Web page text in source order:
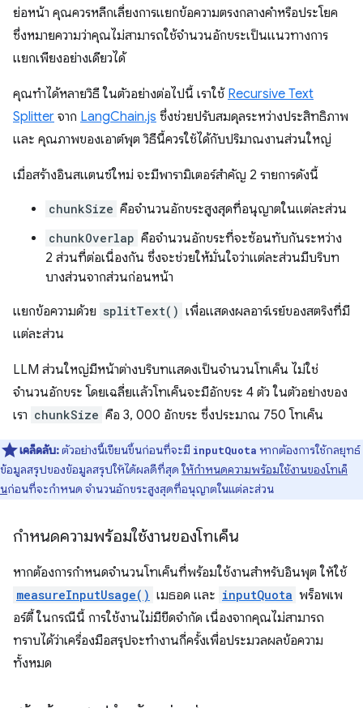
ย่อหน้า คุณควรหลีกเลี่ยงการแยกข้อความตรงกลางคำหรือประโยค
ซึ่งหมายความว่าคุณไม่สามารถใช้จำนวนอักขระเป็นแนวทางการ
แยกเพียงอย่างเดียวได้
คุณทำได้หลายวิธี ในตัวอย่างต่อไปนี้ เราใช้ Recursive Text
Splitter จาก LangChain.js ซึ่งช่วยปรับสมดุลระหว่างประสิทธิภาพ
และ คุณภาพของเอาต์พุต วิธีนี้ควรใช้ได้กับปริมาณงานส่วนใหญ่
เมื่อสร้างอินสแตนซ์ใหม่ จะมีพารามิเตอร์สำคัญ 2 รายการดังนี้
chunkSize คือจำนวนอักขระสูงสุดที่อนุญาตในแต่ละส่วน
chunkOverlap คือจำนวนอักขระที่จะซ้อนทับกันระหว่าง
2 ส่วนที่ต่อเนื่องกัน ซึ่งจะช่วยให้มั่นใจว่าแต่ละส่วนมีบริบท
บางส่วนจากส่วนก่อนหน้า
แยกข้อความด้วย splitText() เพื่อแสดงผลอาร์เรย์ของสตริงที่มี
แต่ละส่วน
LLM ส่วนใหญ่มีหน้าต่างบริบทแสดงเป็นจำนวนโทเค็น ไม่ใช่
จำนวนอักขระ โดยเฉลี่ยแล้วโทเค็นจะมีอักขระ 4 ตัว ในตัวอย่างของ
เรา chunkSize คือ 3, 000 อักขระ ซึ่งประมาณ 750 โทเค็น
เคล็ดลับ:ตัวอย่างนี้เขียนขึ้นก่อนที่จะมี inputQuota หากต้องการใช้กลยุทธ์
ข้อมูลสรุปของข้อมูลสรุปให้ได้ผลดีที่สุด ให้กำหนดความพร้อมใช้งานของโทเค็
นก่อนที่จะกำหนด จำนวนอักขระสูงสุดที่อนุญาตในแต่ละส่วน
กำหนดความพร้อมใช้งานของโทเค็น
หากต้องการกำหนดจำนวนโทเค็นที่พร้อมใช้งานสำหรับอินพุต ให้ใช้
measureInputUsage() เมธอด และ inputQuota พร็อพเพ
อร์ตี้ ในกรณีนี้ การใช้งานไม่มีขีดจำกัด เนื่องจากคุณไม่สามารถ
ทราบได้ว่าเครื่องมือสรุปจะทำงานกี่ครั้งเพื่อประมวลผลข้อความ
ทั้งหมด